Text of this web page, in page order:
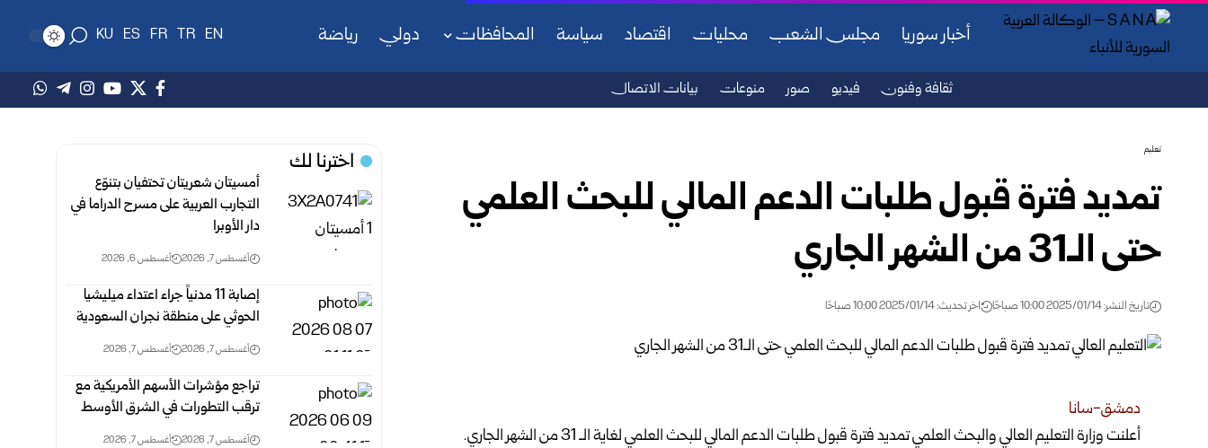
أخبار سوريا مجلس الشعب محليات اقتصاد سياسة المحافظات دولي رياضة EN
TR
FR
ES
KU
ثقافة وفنون فيديو صور منوعات بيانات الاتصال
تعليم
تمديد فترة قبول طلبات الدعم المالي للبحث العلمي
حتى الـ31 من الشهر الجاري
تاريخ النشر: 2025/01/14 10:00 صباحًا اخر تحديث: 2025/01/14 10:00 صباحًا
دمشق-سانا
أعلنت وزارة التعليم العالي والبحث العلمي تمديد فترة قبول طلبات الدعم المالي للبحث ‏العلمي لغاية الـ 31 من
الشهر الجاري.‏
اخترنا لك
أمسيتان شعريتان تحتفيان بتنوّع
التجارب العربية على مسرح الدراما في
دار الأوبرا
أغسطس 7, 2026 أغسطس 6, 2026
إصابة 11 مدنياً جراء اعتداء ميليشيا
الحوثي على منطقة نجران السعودية
أغسطس 7, 2026 أغسطس 7, 2026
تراجع مؤشرات الأسهم الأمريكية مع
ترقب التطورات في الشرق الأوسط
أغسطس 7, 2026 أغسطس 7, 2026